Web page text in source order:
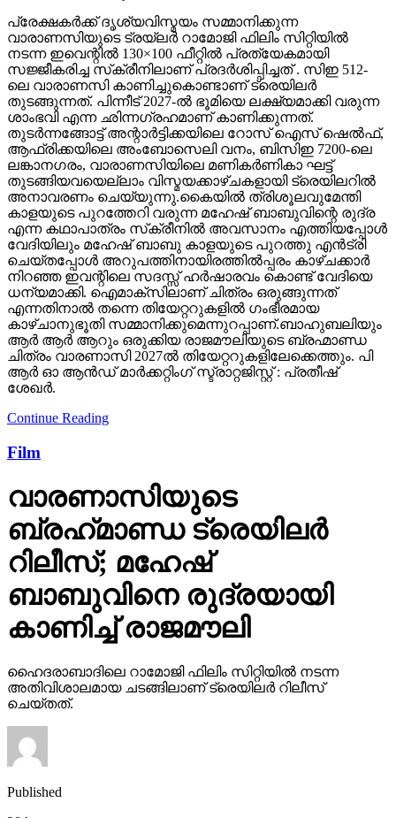
പ്രേക്ഷകർക്ക് ദൃശ്യവിസ്മയം സമ്മാനിക്കുന്ന
വാരാണസിയുടെ ട്രയ്ലർ റാമോജി ഫിലിം സിറ്റിയിൽ
നടന്ന ഇവെന്റിൽ 130×100 ഫീറ്റിൽ പ്രത്യേകമായി
സജ്ജീകരിച്ച സ്‌ക്രീനിലാണ് പ്രദർശിപ്പിച്ചത് . സിഇ 512-
ലെ വാരാണസി കാണിച്ചുകൊണ്ടാണ് ട്രെയിലര്‍
തുടങ്ങുന്നത്. പിന്നീട് 2027-ല്‍ ഭൂമിയെ ലക്ഷ്യമാക്കി വരുന്ന
ശാംഭവി എന്ന ഛിന്നഗ്രഹമാണ് കാണിക്കുന്നത്.
തുടര്‍ന്നങ്ങോട്ട് അന്റാര്‍ട്ടിക്കയിലെ റോസ് ഐസ് ഷെല്‍ഫ്,
ആഫ്രിക്കയിലെ അംബോസെലി വനം, ബിസിഇ 7200-ലെ
ലങ്കാനഗരം, വാരാണസിയിലെ മണികര്‍ണികാ ഘട്ട്
തുടങ്ങിയവയെല്ലാം വിസ്മയക്കാഴ്ചകളായി ട്രെയിലറില്‍
അനാവരണം ചെയ്യുന്നു.കൈയില്‍ ത്രിശൂലവുമേന്തി
കാളയുടെ പുറത്തേറി വരുന്ന മഹേഷ് ബാബുവിന്റെ രുദ്ര
എന്ന കഥാപാത്രം സ്‌ക്രീനിൽ അവസാനം എത്തിയപ്പോൾ
വേദിയിലും മഹേഷ് ബാബു കാളയുടെ പുറത്തു എൻട്രി
ചെയ്തപ്പോൾ അറുപത്തിനായിരത്തിൽപ്പരം കാഴ്ചക്കാർ
നിറഞ്ഞ ഇവന്റിലെ സദസ്സ് ഹർഷാരവം കൊണ്ട് വേദിയെ
ധന്യമാക്കി. ഐമാക്‌സിലാണ് ചിത്രം ഒരുങ്ങുന്നത്
എന്നതിനാല്‍ തന്നെ തിയേറ്ററുകളില്‍ ഗംഭീരമായ
കാഴ്ചാനുഭൂതി സമ്മാനിക്കുമെന്നുറപ്പാണ്.ബാഹുബലിയും
ആർ ആർ ആറും ഒരുക്കിയ രാജമൗലിയുടെ ബ്രഹ്മാണ്ഡ
ചിത്രം വാരണാസി 2027ൽ തിയേറ്ററുകളിലേക്കെത്തും. പി
ആർ ഓ ആൻഡ് മാർക്കറ്റിംഗ് സ്ട്രാറ്റജിസ്റ്റ് : പ്രതീഷ്
ശേഖർ.
Continue Reading
Film
വാരണാസിയുടെ
ബ്രഹ്‌മാണ്ഡ ട്രെയിലര്‍
റിലീസ്; മഹേഷ്
ബാബുവിനെ രുദ്രയായി
കാണിച്ച് രാജമൗലി
ഹൈദരാബാദിലെ റാമോജി ഫിലിം സിറ്റിയില്‍ നടന്ന
അതിവിശാലമായ ചടങ്ങിലാണ് ട്രെയിലര്‍ റിലീസ്
ചെയ്തത്.
Published